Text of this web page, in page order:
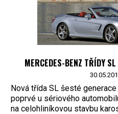
MERCEDES-BENZ TŘÍDY
Nová třída SL šesté
poprvé u sériového
na celohliníkovou stavbu